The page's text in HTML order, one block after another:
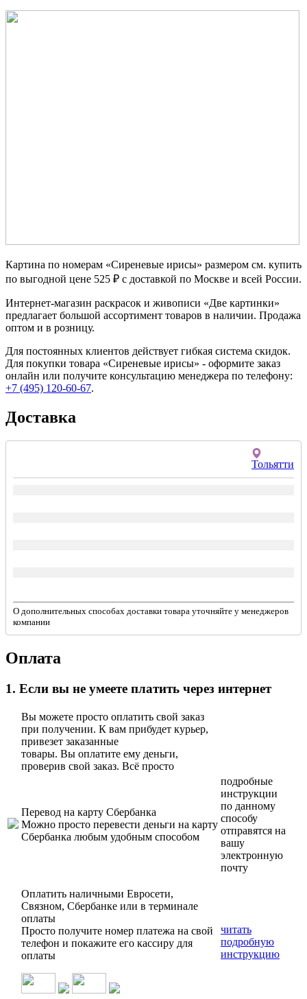
Картина по номерам «Сиреневые ирисы» размером см. купить
по выгодной цене 525 ₽ с доставкой по Москве и всей России.
Интернет-магазин раскрасок и живописи «Две картинки»
предлагает большой ассортимент товаров в наличии. Продажа
оптом и в розницу.
Для постоянных клиентов действует гибкая система скидок.
Для покупки товара «Сиреневые ирисы» - оформите заказ
онлайн или получите консультацию менеджера по телефону:
+7 (495) 120-60-67.
Доставка
Тольятти
О дополнительных способах доставки товара уточняйте у менеджеров
компании
Оплата
1. Если вы не умеете платить через интернет
Вы можете просто оплатить свой заказ
при получении. К вам прибудет курьер,
привезет заказанные
товары. Вы оплатите ему деньги,
проверив свой заказ. Всё просто
Перевод на карту Сбербанка
Можно просто перевести деньги на карту
Сбербанка любым удобным способом
подробные
инструкции
по данному
способу
отправятся на
вашу
электронную
почту
Оплатить наличными Евросети,
Связном, Сбербанке или в терминале
оплаты
Просто получите номер платежа на свой
телефон и покажите его кассиру для
оплаты
читать
подробную
инструкцию